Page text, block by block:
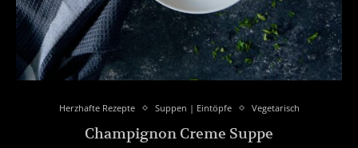
Herzhafte Rezepte Suppen | Eintöpfe Vegetarisch
Champignon Creme Suppe